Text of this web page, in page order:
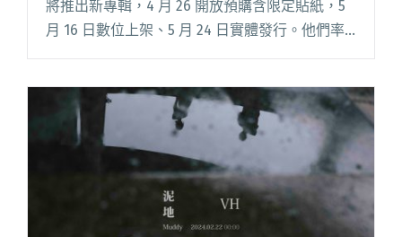
將推出新專輯，4 月 26 開放預購含限定貼紙，5
月 16 日數位上架、5 月 24 日實體發行。他們率
專輯開放預購 新歌〈泥地〉、〈囚犯〉由韓立康
操刀製作"